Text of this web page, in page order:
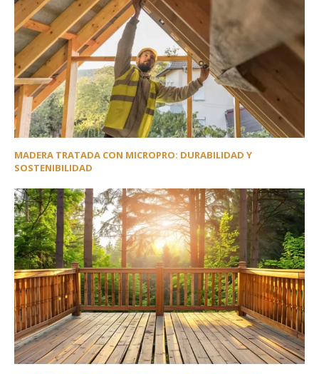
MADERA TRATADA CON MICROPRO: DURABILIDAD Y
SOSTENIBILIDAD